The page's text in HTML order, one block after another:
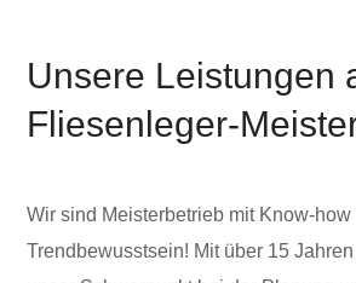
Unsere Leistungen
Fliesenleger-
Wir sind Meisterbetrieb mit Know-how
Trendbewusstsein! Mit über 15